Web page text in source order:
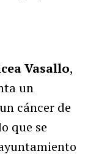
Vasallo,
un
cáncer de
que se